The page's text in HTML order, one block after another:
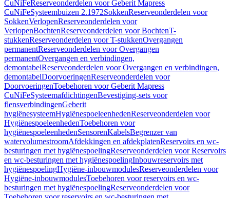
CuNiFeReserveonderdelen voor Geberit Mapress
CuNiFeSysteembuizen 2.1972SokkenReserveonderdelen voor
SokkenVerlopenReserveonderdelen voor
VerlopenBochtenReserveonderdelen voor BochtenT-
stukkenReserveonderdelen voor T-stukkenOvergangen
permanentReserveonderdelen voor Overgangen
permanentOvergangen en verbindingen,
demontabelReserveonderdelen voor Overgangen en verbindingen,
demontabelDoorvoeringenReserveonderdelen voor
DoorvoeringenToebehoren voor Geberit Mapress
CuNiFeSysteemafdichtingenBevestiging-sets voor
flensverbindingenGeberit
hygiënesysteemHygiënespoeleenhedenReserveonderdelen voor
HygiënespoeleenhedenToebehoren voor
hygiënespoeleenhedenSensorenKabelsBegrenzer van
watervolumestroomAfdekkingen en afdekplatenReservoirs en wc-
besturingen met hygiënespoelingReserveonderdelen voor Reservoirs
en wc-besturingen met hygiënespoelingInbouwreservoirs met
hygiënespoelingHygiëne-inbouwmodulesReserveonderdelen voor
Hygiëne-inbouwmodulesToebehoren voor reservoirs en wc-
besturingen met hygiënespoelingReserveonderdelen voor